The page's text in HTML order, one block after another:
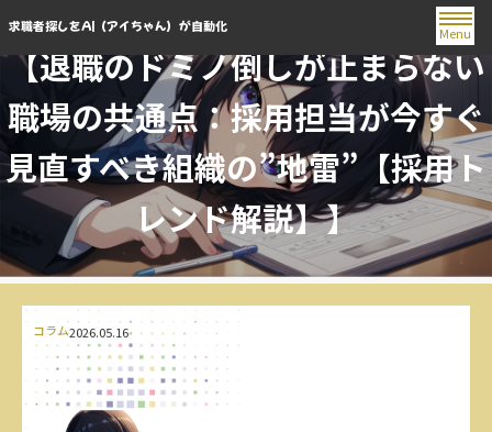
求職者探しをAI（アイちゃん）が自動化 Menu
【退職のドミノ倒しが止まらない
職場の共通点：採用担当が今すぐ
見直すべき組織の”地雷”【採用ト
レンド解説】】
コラム2026.05.16